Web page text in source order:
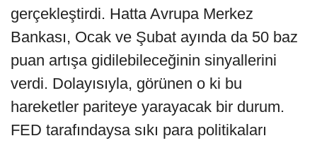
gerçekleştirdi. Hatta Avrupa Merkez
Bankası, Ocak ve Şubat ayında da 50 baz
puan artışa gidilebileceğinin sinyallerini
verdi. Dolayısıyla, görünen o ki bu
hareketler pariteye yarayacak bir durum.
FED tarafındaysa sıkı para politikaları